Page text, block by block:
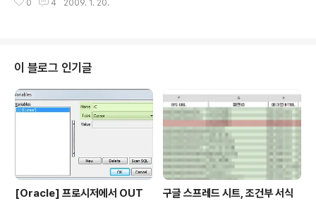
다. 회사에는 잠시 나갔다 온다고 이야기를 한 후 강남에서
라인에서 두 번 정도 뵌적이 있는 허광남님을 만나서 다른
분들을 기다리게 되었습니다. 엔젤인어스 커피샵에서~ 커
피를 마시면서 이야기를 나누는 도중 김영경님이 오셨습니
다. 그리고 한 분이 더 오셨는데 낯이 익어서 여쭤보았더니
IBM Campus Wizard 같이 면접을 보았던 이민선님이
셨습니다. 수원에서 오신 백성욱님..
0 4 2009. 1. 20.
이 블로그 인기글
[Oracle] 프로시저에서 OUT
구글 스프레드 시트, 조건부 서식